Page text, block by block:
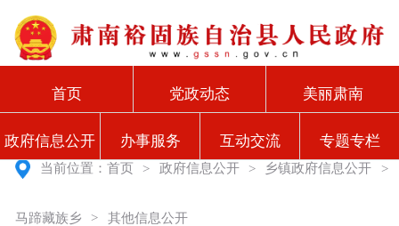
首页 党政动态 美丽肃南
政府信息公开 办事服务 互动交流 专题专栏
当前位置：首页 > 政府信息公开 > 乡镇政府信息公开 >
马蹄藏族乡 > 其他信息公开